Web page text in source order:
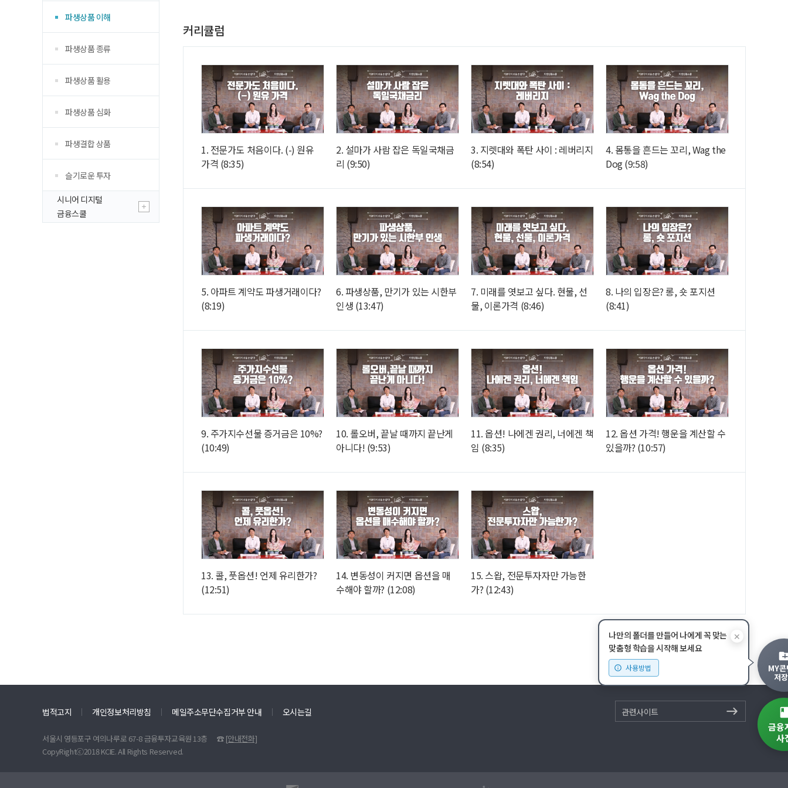
파생상품 이해
파생상품 종류
파생상품 활용
파생상품 심화
파생결합 상품
슬기로운 투자
시니어 디지털
금융스쿨
커리큘럼
1. 전문가도 처음이다. (-) 원유
가격 (8:35)
2. 설마가 사람 잡은 독일국채금
리 (9:50)
3. 지렛대와 폭탄 사이 : 레버리지
(8:54)
4. 몸통을 흔드는 꼬리, Wag the
Dog (9:58)
5. 아파트 계약도 파생거래이다?
(8:19)
6. 파생상품, 만기가 있는 시한부
인생 (13:47)
7. 미래를 엿보고 싶다. 현물, 선
물, 이론가격 (8:46)
8. 나의 입장은? 롱, 숏 포지션
(8:41)
9. 주가지수선물 증거금은 10%?
(10:49)
10. 롤오버, 끝날 때까지 끝난게
아니다! (9:53)
11. 옵션! 나에겐 권리, 너에겐 책
임 (8:35)
12. 옵션 가격! 행운을 계산할 수
있을까? (10:57)
13. 콜, 풋옵션! 언제 유리한가?
(12:51)
14. 변동성이 커지면 옵션을 매
수해야 할까? (12:08)
15. 스왑, 전문투자자만 가능한
가? (12:43)
나만의 폴더를 만들어 나에게 꼭 맞는
맞춤형 학습을 시작해 보세요
사용방법
✕
MY
저
금융
사
법적고지 개인정보처리방침 메일주소무단수집거부 안내 오시는길
서울시 영등포구 여의나루로 67-8 금융투자교육원 13층 ☎ [안내전화]
CopyRightⓒ2018 KCIE. All Rights Reserved.
관련사이트